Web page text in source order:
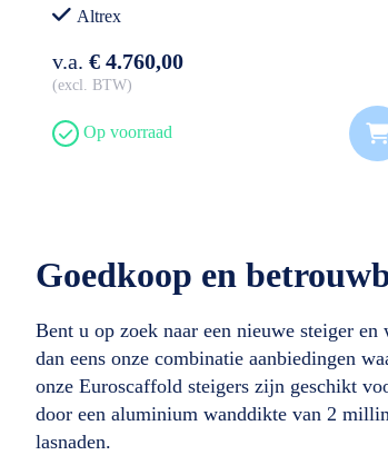
Altrex
v.a. € 4.760,00
excl. BTW
Op voorraad
Goedkoop en
Bent u op zoek naar een nieuwe steiger
dan eens onze combinatie aanbiedingen
onze Euroscaffold steigers zijn geschikt
door een aluminium wanddikte van 2
lasnaden.